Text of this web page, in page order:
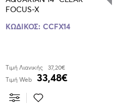
FOCUS-X
ΚΩΔΙΚΟΣ: CCFX14
Τιμή Λιανικής
37,20€
Τιμή Web
33,48€